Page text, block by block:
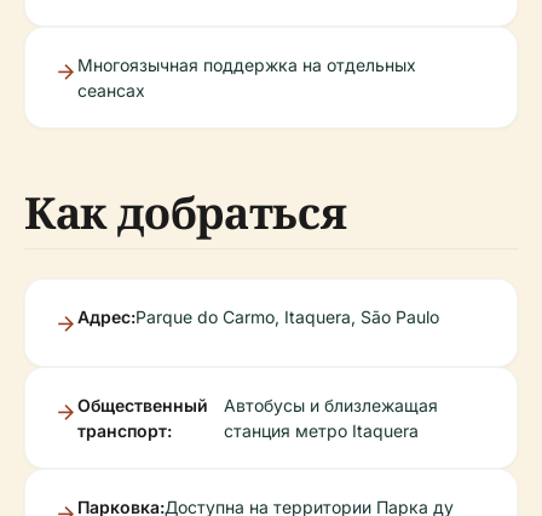
Многоязычная поддержка на отдельных
сеансах
Как добраться
Адрес:Parque do Carmo, Itaquera, São Paulo
Общественный
транспорт:
Автобусы и близлежащая
станция метро Itaquera
Парковка:Доступна на территории Парка ду